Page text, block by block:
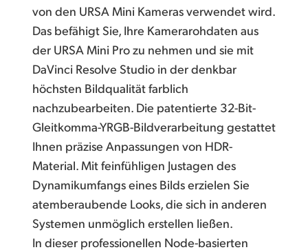
von den URSA Mini Kameras verwendet wird.
Das befähigt Sie, Ihre Kamerarohdaten aus
der URSA Mini Pro zu nehmen und sie mit
DaVinci Resolve Studio in der denkbar
höchsten Bildqualität farblich
nachzubearbeiten. Die patentierte 32-Bit-
Gleitkomma-YRGB-Bildverarbeitung gestattet
Ihnen präzise Anpassungen von HDR-
Material. Mit feinfühligen Justagen des
Dynamikumfangs eines Bilds erzielen Sie
atemberaubende Looks, die sich in anderen
Systemen unmöglich erstellen ließen.
In dieser professionellen Node-basierten